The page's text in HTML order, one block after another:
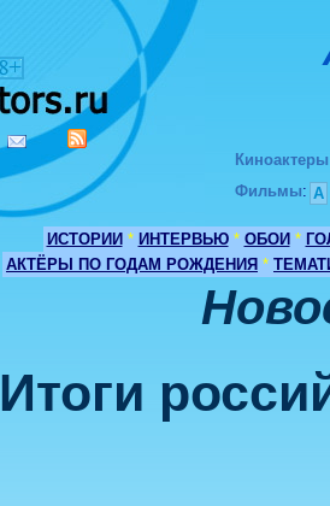
Киноактеры
Фильмы: А
ИСТОРИИ * ИНТЕРВЬЮ * ОБОИ *
АКТЁРЫ ПО ГОДАМ РОЖДЕНИЯ *
Итоги